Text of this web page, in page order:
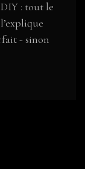
: tout le
- sinon